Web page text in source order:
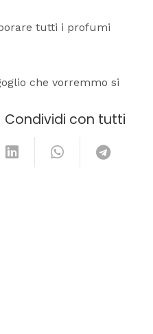
tutti i profumi
che vorremmo si
Condividi con tutti